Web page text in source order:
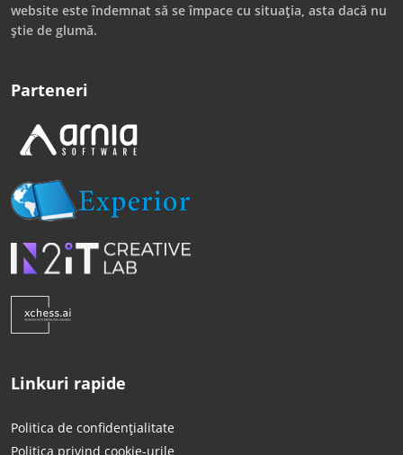
website este îndemnat să se împace cu situația, asta dacă nu
știe de glumă.
Parteneri
Linkuri rapide
Politica de confidențialitate
Politica privind cookie-urile